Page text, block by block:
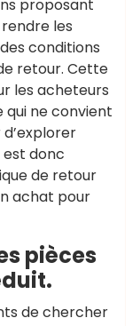
proposant
les
conditions
retour. Cette
les acheteurs
ne convient
donc
de retour
achat pour
pièces
de chercher